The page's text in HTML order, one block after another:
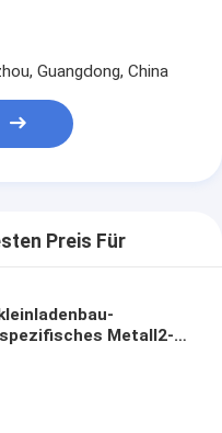
Guangdong, China
Preis Für
Metall2-